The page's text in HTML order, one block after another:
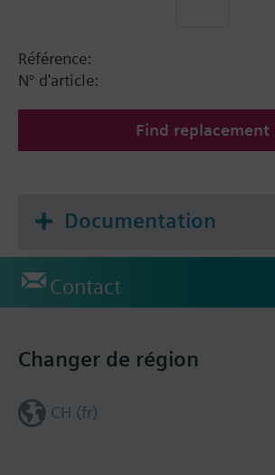
Référence:
N° d'article:
Find replacement
Documentation
Contact
Changer de région
CH (fr)